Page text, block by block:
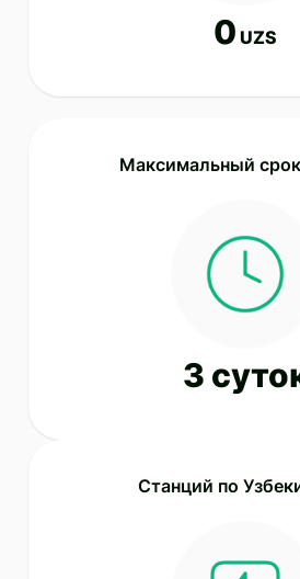
0 UZS
Максимальный
3
Станций по